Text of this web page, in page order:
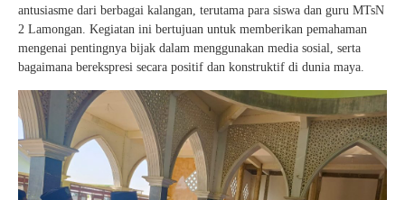
antusiasme dari berbagai kalangan, terutama para siswa dan guru MTsN
2 Lamongan. Kegiatan ini bertujuan untuk memberikan pemahaman
mengenai pentingnya bijak dalam menggunakan media sosial, serta
bagaimana berekspresi secara positif dan konstruktif di dunia maya.